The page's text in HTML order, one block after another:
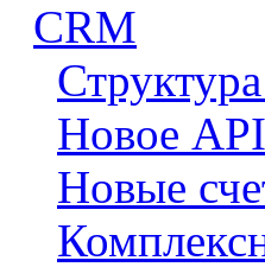
CRM
Новое
Новые